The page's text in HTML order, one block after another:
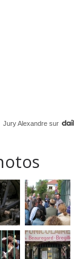
Jury Alexandre sur